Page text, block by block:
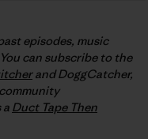
episodes, music
can subscribe to the
and DoggCatcher,
a Duct Tape Then